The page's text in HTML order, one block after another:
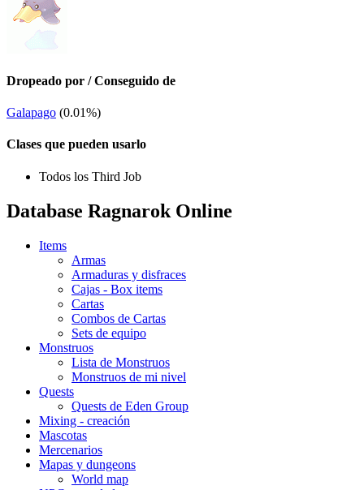
Dropeado por / Conseguido de
Galapago (0.01%)
Clases que pueden usarlo
Todos los Third Job
Database Ragnarok Online
Items
Armas
Armaduras y disfraces
Cajas - Box items
Cartas
Combos de Cartas
Sets de equipo
Monstruos
Lista de Monstruos
Monstruos de mi nivel
Quests
Quests de Eden Group
Mixing - creación
Mascotas
Mercenarios
Mapas y dungeons
World map